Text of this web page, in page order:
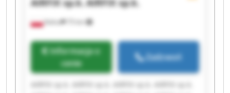
Kalisz 75 km
AIRFIX sp.k.AIRFIX sp.k.
Informacja o
cenie
Zadzwoń